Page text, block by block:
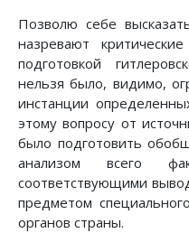
Позволю себе
назревают
подготовкой
нельзя было, видимо,
инстанции
этому вопросу от
было подготовить
анализом всего
соответствующими
предметом
органов страны.